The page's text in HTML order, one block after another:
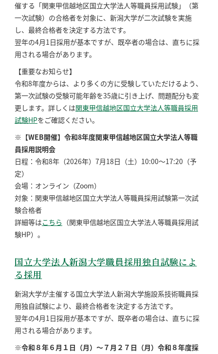
催する「関東甲信越地区国立大学法人等職員採用試験」（第
一次試験）の合格者を対象に、新潟大学が二次試験を実施
し、最終合格者を決定する方法です。
翌年の4月1日採用が基本ですが、既卒者の場合は、直ちに採
用される場合があります。
【重要なお知らせ】
令和8年度からは、より多くの方に受験していただけるよう、
第一次試験の受験可能年齢を35歳に引き上げ、問題配分も変
更します。詳しくは関東甲信越地区国立大学法人等職員採用
試験HPをご確認ください。
※【WEB開催】令和8年度関東甲信越地区国立大学法人等職
員採用説明会
日程：令和8年（2026年）7月18日（土）10:00～17:20（予
定）
会場：オンライン（Zoom）
対象：関東甲信越地区国立大学法人等職員採用試験第一次試
験合格者
詳細等はこちら （関東甲信越地区国立大学法人等職員採用試
験HP）。
国立大学法人新潟大学職員採用独自試験によ
る採用
新潟大学が主催する国立大学法人新潟大学施設系技術職員採
用独自試験により、最終合格者を決定する方法です。
翌年の4月1日採用が基本ですが、既卒者の場合は、直ちに採
用される場合があります。
※令和８年６月１日（月）～７月２７日（月）令和８年度採